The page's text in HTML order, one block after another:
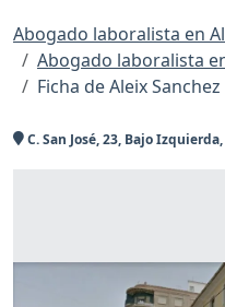
Abogado laboralista en
Abogado laboralista
Ficha de Aleix
C. San José, 23, Bajo